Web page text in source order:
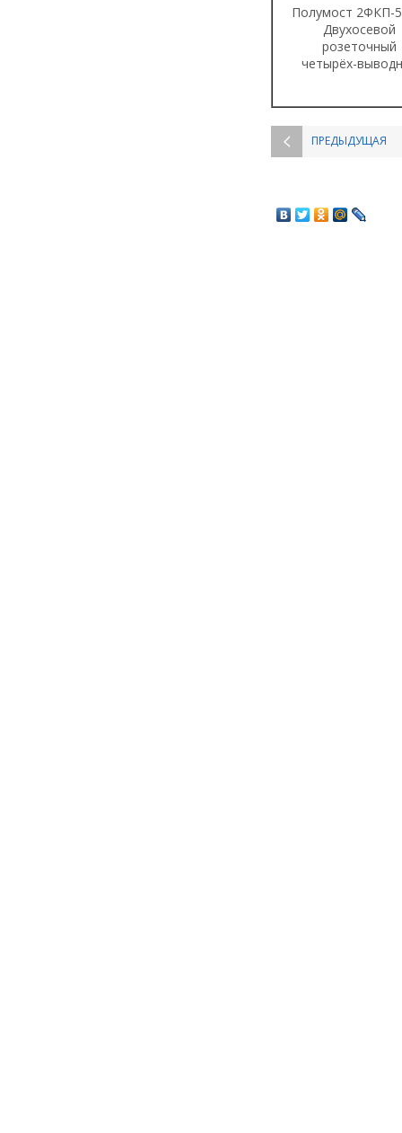
Полумост 2ФКП-
Двухосевой
розеточный
четырёх-
ПРЕДЫДУЩАЯ